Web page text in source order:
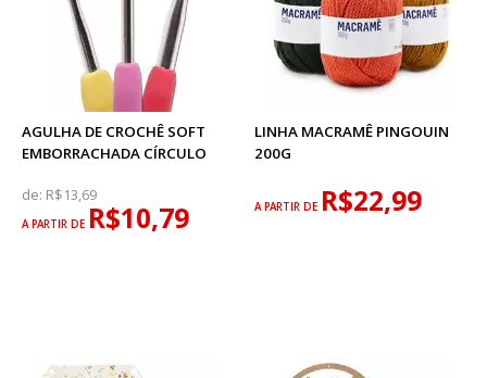
AGULHA DE CROCHÊ SOFT
EMBORRACHADA CÍRCULO
de: R$13,69
A PARTIR DE R$10,79
LINHA MACRAMÊ PINGOUIN
200G
A PARTIR DE R$22,99